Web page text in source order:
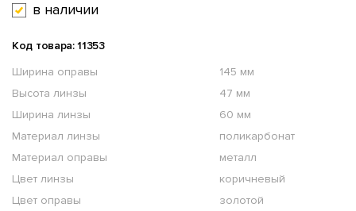
в наличии
Код товара: 11353
Ширина оправы
145 мм
Высота линзы
47 мм
Ширина линзы
60 мм
Материал линзы
поликарбонат
Материал оправы
металл
Цвет линзы
коричневый
Цвет оправы
золотой